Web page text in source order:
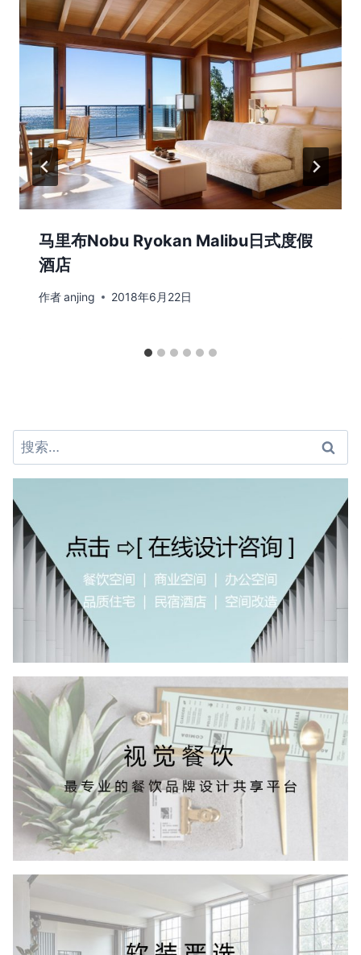
马里布Nobu Ryokan Malibu日式度假
酒店
作者anjing 2018年6月22日
搜
索：